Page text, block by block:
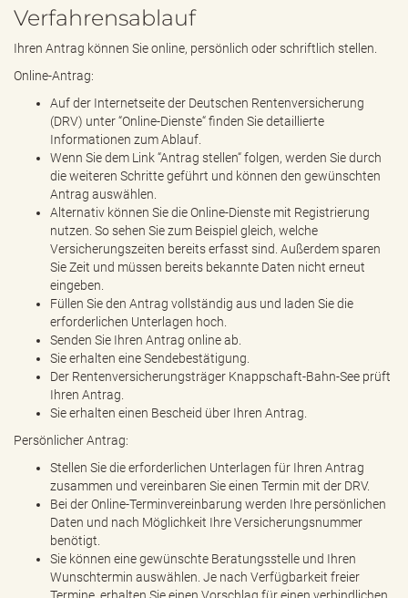
Verfahrensablauf
Ihren Antrag können Sie online, persönlich oder schriftlich stellen.
Online-Antrag:
Auf der Internetseite der Deutschen Rentenversicherung
(DRV) unter “Online-Dienste“ finden Sie detaillierte
Informationen zum Ablauf.
Wenn Sie dem Link “Antrag stellen“ folgen, werden Sie durch
die weiteren Schritte geführt und können den gewünschten
Antrag auswählen.
Alternativ können Sie die Online-Dienste mit Registrierung
nutzen. So sehen Sie zum Beispiel gleich, welche
Versicherungszeiten bereits erfasst sind. Außerdem sparen
Sie Zeit und müssen bereits bekannte Daten nicht erneut
eingeben.
Füllen Sie den Antrag vollständig aus und laden Sie die
erforderlichen Unterlagen hoch.
Senden Sie Ihren Antrag online ab.
Sie erhalten eine Sendebestätigung.
Der Rentenversicherungsträger Knappschaft-Bahn-See prüft
Ihren Antrag.
Sie erhalten einen Bescheid über Ihren Antrag.
Persönlicher Antrag:
Stellen Sie die erforderlichen Unterlagen für Ihren Antrag
zusammen und vereinbaren Sie einen Termin mit der DRV.
Bei der Online-Terminvereinbarung werden Ihre persönlichen
Daten und nach Möglichkeit Ihre Versicherungsnummer
benötigt.
Sie können eine gewünschte Beratungsstelle und Ihren
Wunschtermin auswählen. Je nach Verfügbarkeit freier